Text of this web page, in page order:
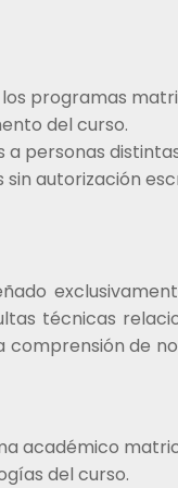
programas
del curso.
a personas
autorización
técnicas
de
académico
del curso.